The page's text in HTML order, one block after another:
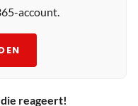
account.
reageert!